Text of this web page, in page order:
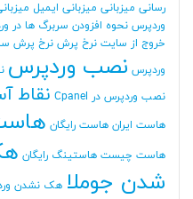
رسانی میزبانی میزبانی ایمیل
وردپرس نحوه افزودن سربرگ ها در
خروج از سایت نرخ پرش نرخ پرش
وردپرس نصب وردپرس
نصب وردپرس در Cpanel
نقاط
هاست ایران هاست رایگان
هاست چیست هاستینگ رایگان
شدن جوملا هک نشدن